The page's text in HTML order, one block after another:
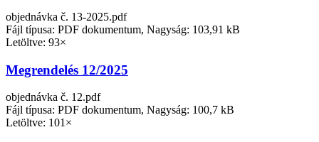
objednávka č. 13-2025.pdf
Fájl típusa: PDF dokumentum, Nagyság: 103,91 kB
Letöltve: 93×
Megrendelés 12/2025
objednávka č. 12.pdf
Fájl típusa: PDF dokumentum, Nagyság: 100,7 kB
Letöltve: 101×